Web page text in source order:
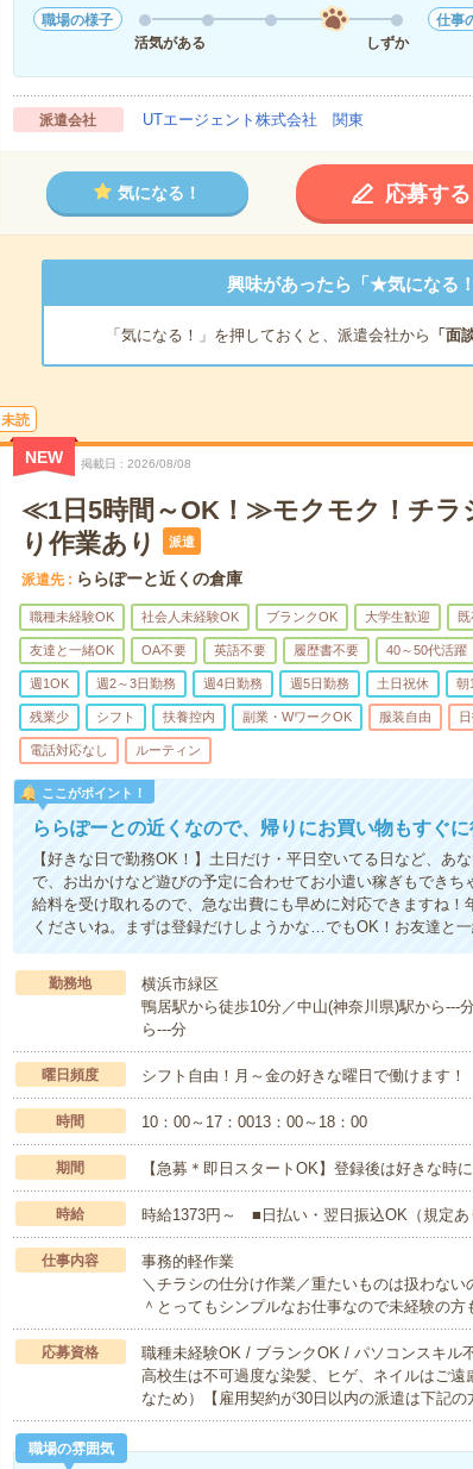
職場の様子
活気がある
しずか
仕事
派遣会社 UTエージェント株式会社 関東
気になる！ 応募する
興味があったら「★気になる
「気になる！」を押しておくと、派遣会社から 「面
未読
NEW 掲載日 2026/08/08
≪1日5時間～OK！≫モクモク！チラ
り作業あり
派遣
派遣先 ららぽーと近くの倉庫
職種未経験OK 社会人未経験OK ブランクOK 大学生歓迎
友達と一緒OK OA不要 英語不要 履歴書不要 40～50代活躍
週1OK 週2～3日勤務 週4日勤務 週5日勤務 土日祝休 朝
残業少 シフト 扶養控内 副業・WワークOK 服装自由
電話対応なし ルーティン
ここがポイント！
ららぽーとの近くなので、帰りにお買い物もすぐ
【好きな日で勤務OK！】土日だけ・平日空いてる日など、あ
で、お出かけなど遊びの予定に合わせてお小遣い稼ぎもでき
給料を受け取れるので、急な出費にも早めに対応できますね
くださいね。まずは登録だけしようかな…でもOK！お友達と
勤務地
横浜市緑区
鴨居駅から徒歩10分／中山(神奈川県)駅から---
ら---分
曜日頻度 シフト自由！月～金の好きな曜日で働けます！
時間 10：00～17：0013：00～18：00
期間 【急募＊即日スタートOK】登録後は好きな時
時給 時給1373円～ ■日払い・翌日振込OK（規定あ
仕事内容
事務的軽作業
＼チラシの仕分け作業／重たいものは扱わな
＾とってもシンプルなお仕事なので未経験の
応募資格
職種未経験OK / ブランクOK / パソコンスキル
高校生は不可過度な染髪、ヒゲ、ネイルはご
なため）【雇用契約が30日以内の派遣は下記
職場の雰囲気